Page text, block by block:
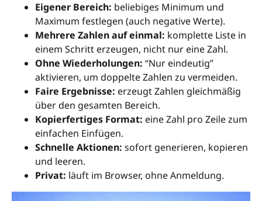
Eigener Bereich: beliebiges Minimum und
Maximum festlegen (auch negative Werte).
Mehrere Zahlen auf einmal: komplette Liste in
einem Schritt erzeugen, nicht nur eine Zahl.
Ohne Wiederholungen: “Nur eindeutig”
aktivieren, um doppelte Zahlen zu vermeiden.
Faire Ergebnisse: erzeugt Zahlen gleichmäßig
über den gesamten Bereich.
Kopierfertiges Format: eine Zahl pro Zeile zum
einfachen Einfügen.
Schnelle Aktionen: sofort generieren, kopieren
und leeren.
Privat: läuft im Browser, ohne Anmeldung.